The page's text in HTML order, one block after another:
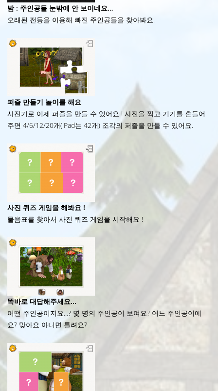
밤 : 주인공들 눈밖에 안 보이네요…
오래된 전등을 이용해 빠진 주인공들을 찾아봐요.
퍼즐 만들기 놀이를 해요
사진기로 이제 퍼즐을 만들 수 있어요 ! 사진을 찍고 기기를 흔들어
주면 4/6/12/20개(iPad는 42개) 조각의 퍼즐을 만들 수 있어요.
사진 퀴즈 게임을 해봐요 !
물음표를 찾아서 사진 퀴즈 게임을 시작해요 !
똑바로 대답해주세요...
어떤 주인공이지요...? 몇 명의 주인공이 보여요? 어느 주인공이에
요? 맞아요 아니면 틀려요?